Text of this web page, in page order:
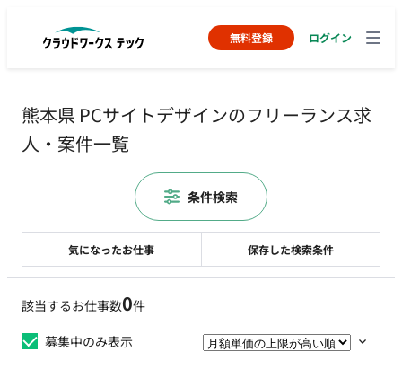
無料登録 ログイン
熊本県 PCサイトデザインのフリーランス求
人・案件一覧
該当するお仕事数0件
募集中のみ表示
気になったお仕事 保存した検索条件
条件検索